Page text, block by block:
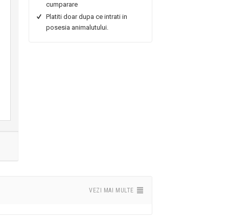
cumparare
Platiti doar dupa ce intrati in
posesia animalutului.
VEZI MAI MULTE